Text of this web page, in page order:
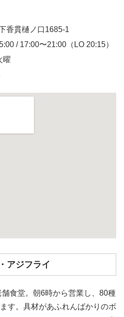
香貫樋ノ口1685-1
/ 17:00〜21:00（LO 20:15）
曜
アジフライ
食堂。朝6時から営業し、80種
す。具材があふれんばかりのボ